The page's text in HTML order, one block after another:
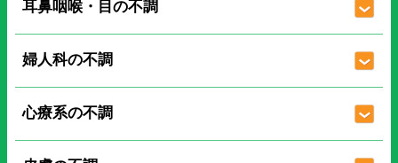
耳鼻咽喉・目の不調
婦人科の不調
心療系の不調